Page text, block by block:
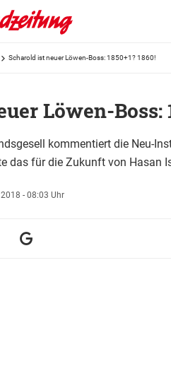
Scharold ist neuer Löwen-Boss: 1850+1? 1860!
Löwen-Boss:
kommentiert die Neu-
das für die Zukunft von Hasan
- 08:03 Uhr